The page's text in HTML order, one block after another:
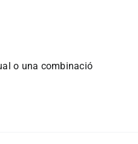
o una combinació